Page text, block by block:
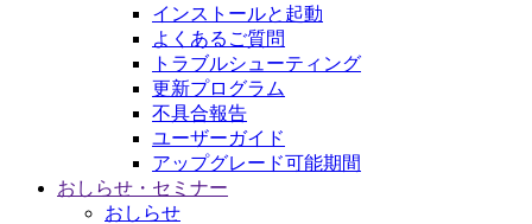
インストールと起動
よくあるご質問
トラブルシューティング
更新プログラム
不具合報告
ユーザーガイド
アップグレード可能期間
おしらせ・セミナー
おしらせ